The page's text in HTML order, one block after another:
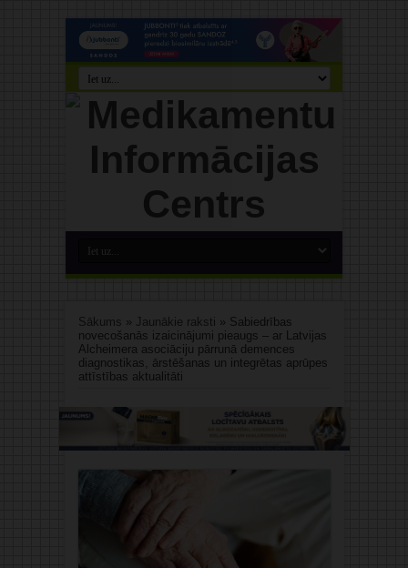
Sākums » Jaunākie raksti » Sabiedrības
novecošanās izaicinājumi pieaugs – ar Latvijas
Alcheimera asociāciju pārrunā demences
diagnostikas, ārstēšanas un integrētas aprūpes
attīstības aktualitāti